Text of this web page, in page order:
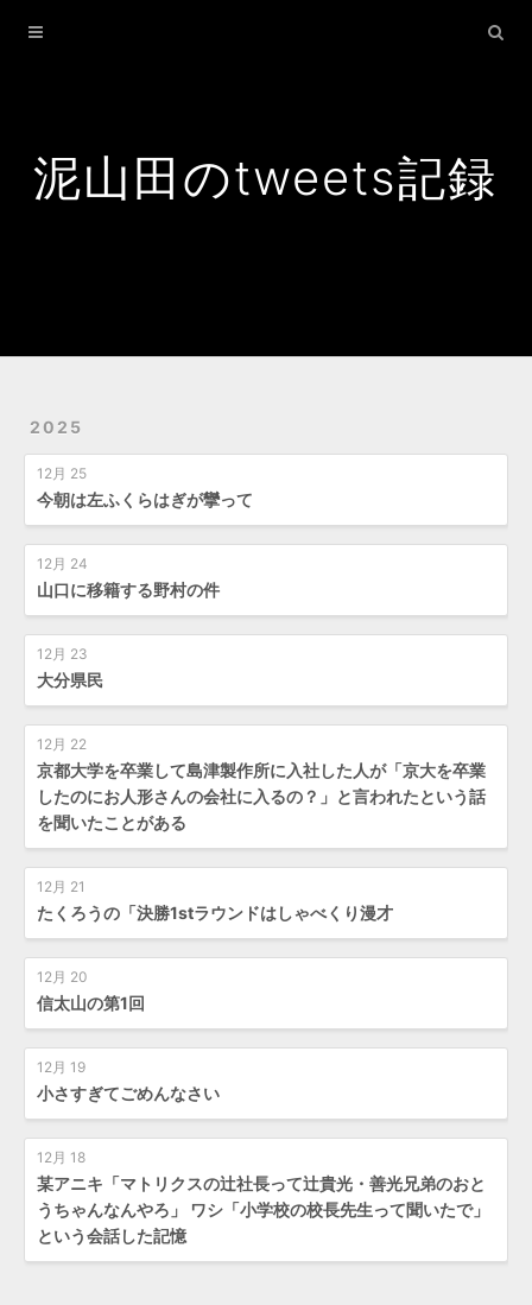
泥山田のtweets記録
2025
12月 25
今朝は左ふくらはぎが攣って
12月 24
山口に移籍する野村の件
12月 23
大分県民
12月 22
京都大学を卒業して島津製作所に入社した人が「京大を卒業
したのにお人形さんの会社に入るの？」と言われたという話
を聞いたことがある
12月 21
たくろうの「決勝1stラウンドはしゃべくり漫才
12月 20
信太山の第1回
12月 19
小さすぎてごめんなさい
12月 18
某アニキ「マトリクスの辻社長って辻貴光・善光兄弟のおと
うちゃんなんやろ」 ワシ「小学校の校長先生って聞いたで」
という会話した記憶
Home